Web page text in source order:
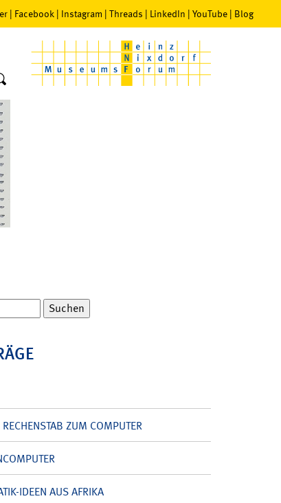
| Facebook | Instagram | Threads | LinkedIn | YouTube | Blog
ZUM COMPUTER
IDEEN AUS AFRIKA